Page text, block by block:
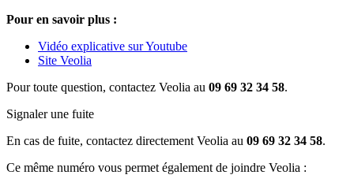
Pour en savoir plus :
Vidéo explicative sur Youtube
Site Veolia
Pour toute question, contactez Veolia au 09 69 32 34 58.
Signaler une fuite
En cas de fuite, contactez directement Veolia au 09 69 32 34 58.
Ce même numéro vous permet également de joindre Veolia :